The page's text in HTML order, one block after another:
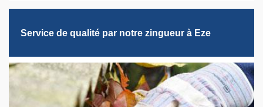
Service de qualité par notre zingueur à Eze